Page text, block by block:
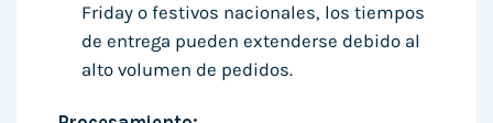
Friday o festivos nacionales, los tiempos
de entrega pueden extenderse debido al
alto volumen de pedidos.